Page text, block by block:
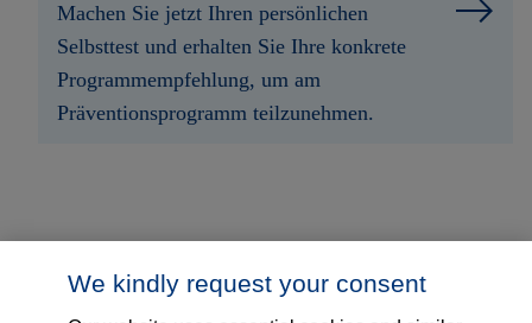
Machen Sie jetzt Ihren persönlichen
Selbsttest und erhalten Sie Ihre konkrete
Programmempfehlung, um am
Präventionsprogramm teilzunehmen.
We kindly request your consent